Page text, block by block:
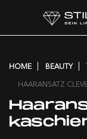
HOME BEAUTY
HAARANSATZ